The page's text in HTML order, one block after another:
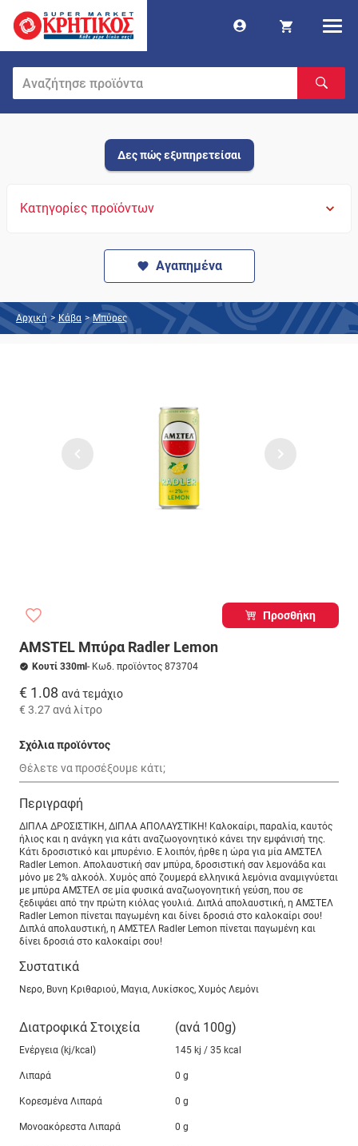
Δες πώς εξυπηρετείσαι
Κατηγορίες προϊόντων
Αγαπημένα
Αρχική > Κάβα > Μπύρες
Προσθήκη
AMSTEL Μπύρα Radler Lemon
Κουτί 330ml - Κωδ. προϊόντος 873704
€ 1.08 ανά τεμάχιο
€ 3.27ανά λίτρο
Σχόλια προϊόντος
Περιγραφή
ΔΙΠΛΑ ΔΡΟΣΙΣΤΙΚΗ, ΔΙΠΛΑ ΑΠΟΛΑΥΣΤΙΚΗ! Καλοκαίρι, παραλία, καυτός
ήλιος και η ανάγκη για κάτι αναζωογονητικό κάνει την εμφάνισή της.
Κάτι δροσιστικό και μπυρένιο. E λοιπόν, ήρθε η ώρα για μία ΑΜΣΤΕΛ
Radler Lemon. Απολαυστική σαν μπύρα, δροσιστική σαν λεμονάδα και
μόνο με 2% αλκοόλ. Χυμός από ζουμερά ελληνικά λεμόνια αναμιγνύεται
με μπύρα ΑΜΣΤΕΛ σε μία φυσικά αναζωογονητική γεύση, που σε
ξεδιψάει από την πρώτη κιόλας γουλιά. Διπλά απολαυστική, η ΑΜΣΤΕΛ
Radler Lemon πίνεται παγωμένη και δίνει δροσιά στο καλοκαίρι σου!
Διπλά απολαυστική, η ΑΜΣΤΕΛ Radler Lemon πίνεται παγωμένη και
δίνει δροσιά στο καλοκαίρι σου!
Συστατικά
Νερο, Βυνη Κριθαριού, Μαγια, Λυκίσκος, Χυμός Λεμόνι
Διατροφικά Στοιχεία (ανά 100g)
Ενέργεια (kj/kcal) 145 kj / 35 kcal
Λιπαρά 0 g
Κορεσμένα Λιπαρά 0 g
Μονοακόρεστα Λιπαρά 0 g